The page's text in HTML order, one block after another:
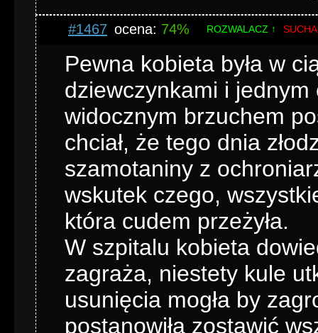
#1467 ocena: 74% ROZWALACZ ↑
Pewna kobieta była w
dziewczynkami i jednym
widocznym brzuchem
chciał, że tego dnia
szamotaniny z
wskutek czego,
która cudem przeżyła.
W szpitalu kobieta
zagraża, niestety kule
usunięcia mogła by
postanowiła zostawić